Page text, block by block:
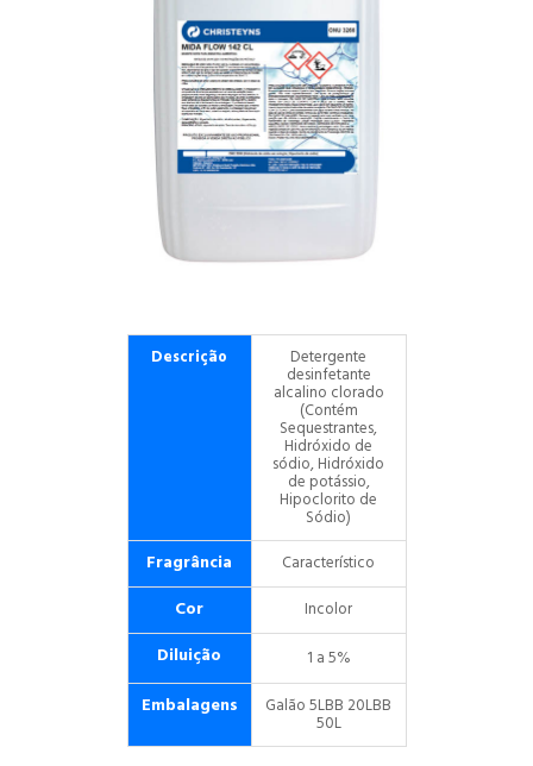
Descrição Detergente
desinfetante
alcalino clorado
(Contém
Sequestrantes,
Hidróxido de
sódio, Hidróxido
de potássio,
Hipoclorito de
Sódio)
Fragrância Característico
Cor Incolor
Diluição 1 a 5%
Embalagens Galão 5LBB 20LBB
50L